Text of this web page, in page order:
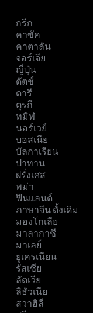
กรีก
คาซัค
คาตาลัน
จอร์เจีย
ญี่ปุ่น
ดัตช์
ดารี
ตุรกี
ทมิฬ
นอร์เวย์
บอสเนีย
บัลกาเรียน
ปาทาน
ฝรั่งเศส
พม่า
ฟินแลนด์
ภาษาจีน ดั้งเดิม
มองโกเลีย
มาลากาซี
มาเลย์
ยูเครเนียน
รัสเซีย
ลัตเวีย
ลิธัวเนีย
สวาฮิลี